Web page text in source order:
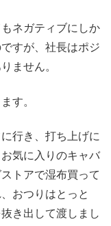
ネガティブにしか
すが、社長はポジ
ません。
す。
行き、打ち上げに
気に入りのキャバ
トアで湿布買って
おつりはとっと
き出して渡しまし